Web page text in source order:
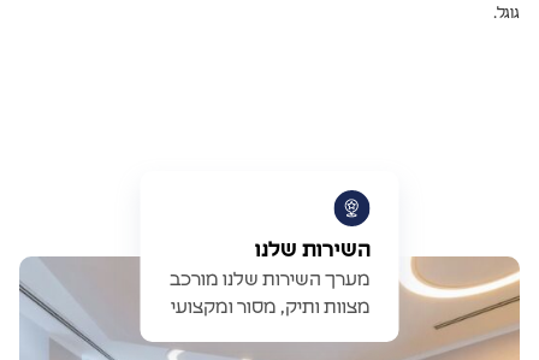
השירות שלנו
מערך השירות שלנו מורכב
מצוות ותיק, מסור ומקצועי
גוגל.